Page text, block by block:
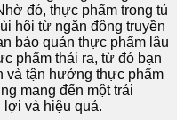
đó, thực phẩm trong tủ
hôi từ ngăn đông truyền
bảo quản thực phẩm lâu
phẩm thải ra, từ đó bạn
và tận hưởng thực phẩm
mang đến một trải
lợi và hiệu quả.